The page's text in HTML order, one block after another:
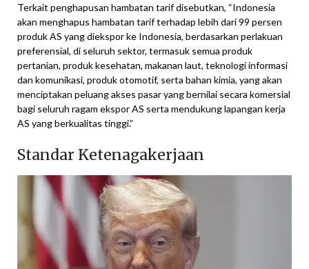
Terkait penghapusan hambatan tarif disebutkan, “Indonesia
akan menghapus hambatan tarif terhadap lebih dari 99 persen
produk AS yang diekspor ke Indonesia, berdasarkan perlakuan
preferensial, di seluruh sektor, termasuk semua produk
pertanian, produk kesehatan, makanan laut, teknologi informasi
dan komunikasi, produk otomotif, serta bahan kimia, yang akan
menciptakan peluang akses pasar yang bernilai secara komersial
bagi seluruh ragam ekspor AS serta mendukung lapangan kerja
AS yang berkualitas tinggi.”
Standar Ketenagakerjaan